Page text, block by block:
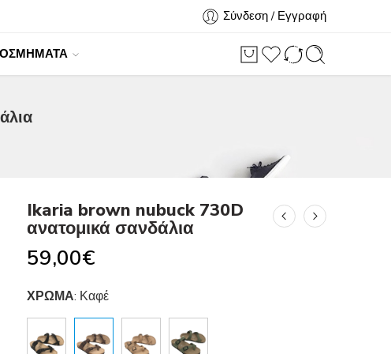
Σύνδεση / Εγγραφή
Ikaria brown nubuck 730D
ανατομικά σανδάλια
59,00€
ΧΡΩΜΑ: Καφέ